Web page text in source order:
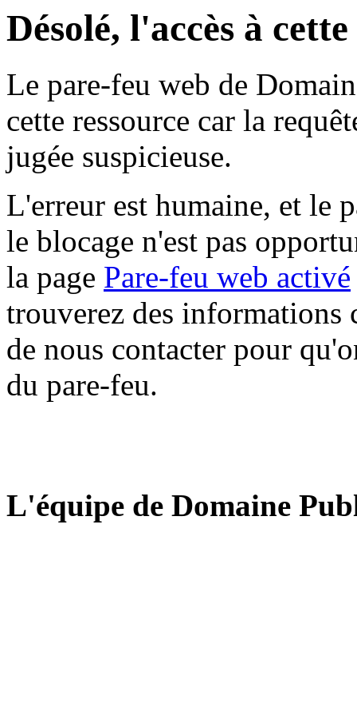
Désolé, l'accès à
Le pare-feu web de
cette ressource car la
jugée suspicieuse.
L'erreur est humaine, et le
le blocage n'est pas
la page Pare-feu web activé
trouverez des informations
de nous contacter pour
du pare-feu.
L'équipe de Domaine